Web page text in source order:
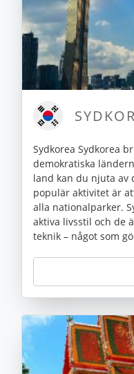
Sydkorea Sydkorea
demokratiska
land kan du njuta av
populär aktivitet är
alla nationalparker.
aktiva livsstil och de
teknik – något som